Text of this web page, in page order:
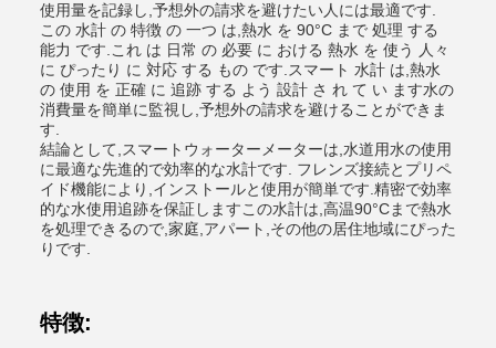
使用量を記録し,予想外の請求を避けたい人には最適です.
この 水計 の 特徴 の 一つ は,熱水 を 90°C まで 処理 する
能力 です.これ は 日常 の 必要 に おける 熱水 を 使う 人々
に ぴったり に 対応 する もの です.スマート 水計 は,熱水
の 使用 を 正確 に 追跡 する よう 設計 さ れ て い ます水の
消費量を簡単に監視し,予想外の請求を避けることができま
す.
結論として,スマートウォーターメーターは,水道用水の使用
に最適な先進的で効率的な水計です. フレンズ接続とプリペ
イド機能により,インストールと使用が簡単です.精密で効率
的な水使用追跡を保証しますこの水計は,高温90°Cまで熱水
を処理できるので,家庭,アパート,その他の居住地域にぴった
りです.
特徴: